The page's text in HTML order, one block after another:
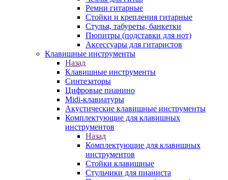
Ремни гитарные
Стойки и крепления гитарные
Стулья, табуреты, банкетки
Пюпитры (подставки для нот)
Аксессуары для гитаристов
Клавишные инструменты
Назад
Клавишные инструменты
Синтезаторы
Цифровые пианино
Midi-клавиатуры
Акустические клавишные инструменты
Комплектующие для клавишных
инструментов
Назад
Комплектующие для клавишных
инструментов
Стойки клавишные
Стульчики для пианиста